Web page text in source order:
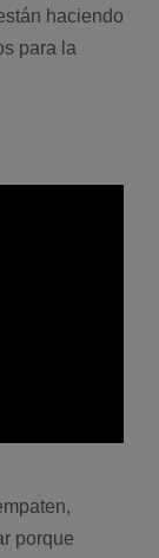
haciendo
para la
porque